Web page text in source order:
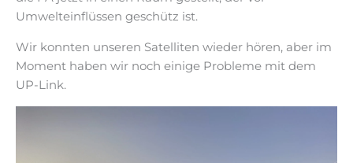
Umwelteinflüssen geschütz ist.
Wir konnten unseren Satelliten wieder hören, aber im
Moment haben wir noch einige Probleme mit dem
UP-Link.